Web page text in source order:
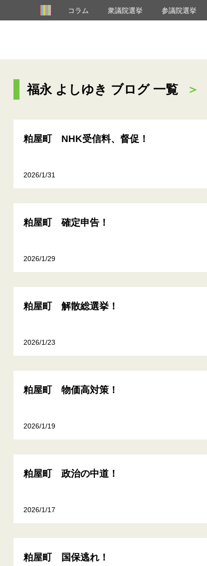
コラム 衆議院選挙 参議院選挙
福永 よしゆき ブログ 一覧 ＞
粕屋町 NHK受信料、督促！
2026/1/31
粕屋町 確定申告！
2026/1/29
粕屋町 解散総選挙！
2026/1/23
粕屋町 物価高対策！
2026/1/19
粕屋町 政治の中道！
2026/1/17
粕屋町 国保逃れ！